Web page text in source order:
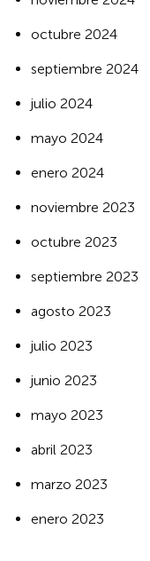
octubre 2024
septiembre 2024
julio 2024
mayo 2024
enero 2024
noviembre 2023
octubre 2023
septiembre 2023
agosto 2023
julio 2023
junio 2023
mayo 2023
abril 2023
marzo 2023
enero 2023